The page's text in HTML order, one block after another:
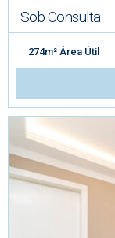
Sob Consulta
274m² Área Útil